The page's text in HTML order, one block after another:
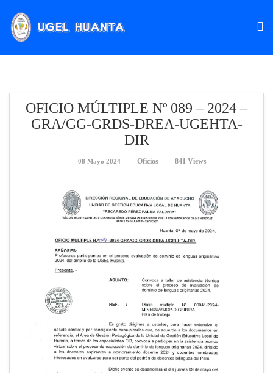
OFICIO MÚLTIPLE Nº 089 – 2024 –
GRA/GG-GRDS-DREA-UGEHTA-
DIR
08 Mayo 2024 Oficios 841 Views